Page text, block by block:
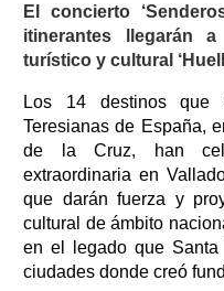
El concierto
itinerantes llegarán
turístico y cultural
Los 14 destinos que
Teresianas de España,
de la Cruz, han
extraordinaria en
que darán fuerza y
cultural de ámbito
en el legado que
ciudades donde creó